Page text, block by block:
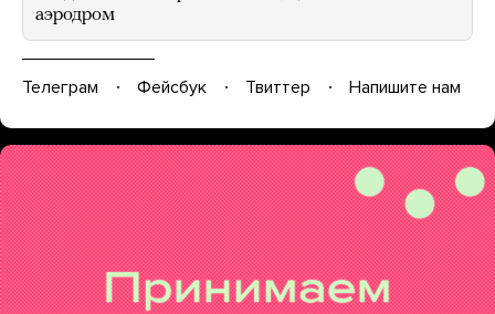
аэродром
Телеграм Фейсбук Твиттер Напишите нам